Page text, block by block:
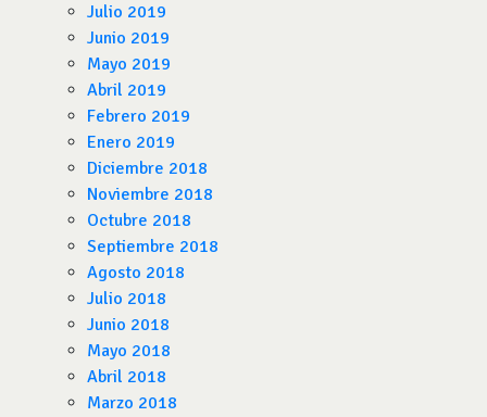
Julio 2019
Junio 2019
Mayo 2019
Abril 2019
Febrero 2019
Enero 2019
Diciembre 2018
Noviembre 2018
Octubre 2018
Septiembre 2018
Agosto 2018
Julio 2018
Junio 2018
Mayo 2018
Abril 2018
Marzo 2018